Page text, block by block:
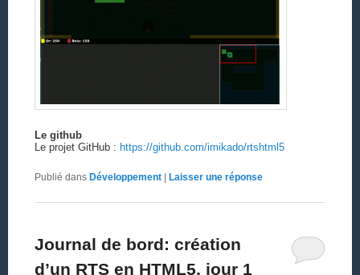
Le github
Le projet GitHub : https://github.com/imikado/rtshtml5
Publié dans Développement Laisser une réponse
Journal de bord: création
d’un RTS en HTML5, jour 1